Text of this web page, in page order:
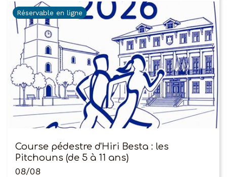
Réservable en ligne
Course pédestre d'Hiri Besta : les
Pitchouns (de 5 à 11 ans)
08/08